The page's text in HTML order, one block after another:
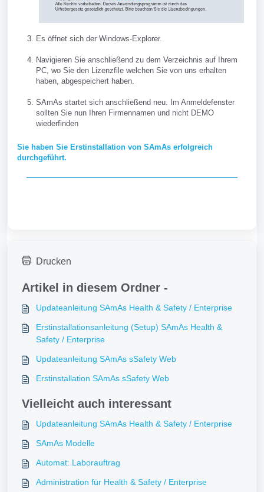
Es öffnet sich der Windows-Explorer.
Navigieren Sie anschließend zu dem Verzeichnis auf Ihrem
PC, wo Sie den Lizenzfile welchen Sie von uns erhalten
haben, abgespeichert haben.
SAmAs startet sich anschließend neu. Im Anmeldefenster
sollten Sie nun Ihren Firmennamen und nicht DEMO
wiederfinden
Sie haben Sie Erstinstallation von SAmAs erfolgreich
durchgeführt.
Drucken
Artikel in diesem Ordner -
Updateanleitung SAmAs Health & Safety / Enterprise
Erstinstallationsanleitung (Setup) SAmAs Health &
Safety / Enterprise
Updateanleitung SAmAs sSafety Web
Erstinstallation SAmAs sSafety Web
Vielleicht auch interessant
Updateanleitung SAmAs Health & Safety / Enterprise
SAmAs Modelle
Automat: Laborauftrag
Administration für Health & Safety / Enterprise